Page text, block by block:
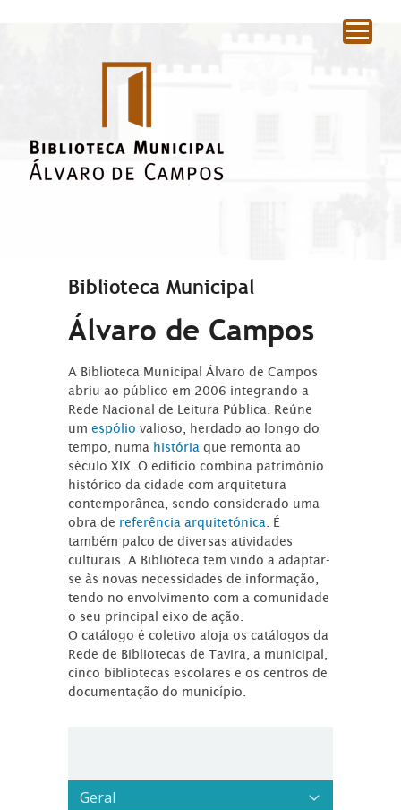
Biblioteca Municipal
Álvaro de Campos
A Biblioteca Municipal Álvaro de Campos
abriu ao público em 2006 integrando a
Rede Nacional de Leitura Pública. Reúne
umespóliovalioso, herdado ao longo do
tempo, numa história que remonta ao
século XIX. O edifício combina património
histórico da cidade com arquitetura
contemporânea, sendo considerado uma
obra de referência arquitetónica . É
também palco de diversas atividades
culturais. A Biblioteca tem vindo a adaptar-
se às novas necessidades de informação,
tendo no envolvimento com a comunidade
o seu principal eixo de ação.
O catálogo é coletivo aloja os catálogos da
Rede de Bibliotecas de Tavira, a municipal,
cinco bibliotecas escolares e os centros de
documentação do município.